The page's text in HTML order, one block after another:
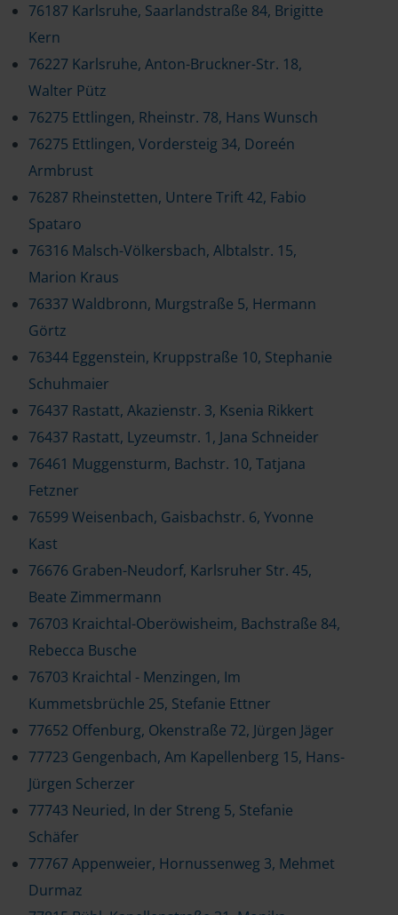
76187 Karlsruhe, Saarlandstraße 84, Brigitte
Kern
76227 Karlsruhe, Anton-Bruckner-Str. 18,
Walter Pütz
76275 Ettlingen, Rheinstr. 78, Hans Wunsch
76275 Ettlingen, Vordersteig 34, Doreén
Armbrust
76287 Rheinstetten, Untere Trift 42, Fabio
Spataro
76316 Malsch-Völkersbach, Albtalstr. 15,
Marion Kraus
76337 Waldbronn, Murgstraße 5, Hermann
Görtz
76344 Eggenstein, Kruppstraße 10, Stephanie
Schuhmaier
76437 Rastatt, Akazienstr. 3, Ksenia Rikkert
76437 Rastatt, Lyzeumstr. 1, Jana Schneider
76461 Muggensturm, Bachstr. 10, Tatjana
Fetzner
76599 Weisenbach, Gaisbachstr. 6, Yvonne
Kast
76676 Graben-Neudorf, Karlsruher Str. 45,
Beate Zimmermann
76703 Kraichtal-Oberöwisheim, Bachstraße 84,
Rebecca Busche
76703 Kraichtal - Menzingen, Im
Kummetsbrüchle 25, Stefanie Ettner
77652 Offenburg, Okenstraße 72, Jürgen Jäger
77723 Gengenbach, Am Kapellenberg 15, Hans-
Jürgen Scherzer
77743 Neuried, In der Streng 5, Stefanie
Schäfer
77767 Appenweier, Hornussenweg 3, Mehmet
Durmaz